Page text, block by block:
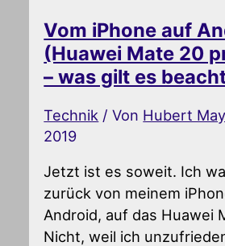
Vom iPhone auf
(Huawei Mate 20
– was gilt es
Technik / Von Hubert
2019
Jetzt ist es soweit. Ich
zurück von meinem
Android, auf das Huawei
Nicht, weil ich